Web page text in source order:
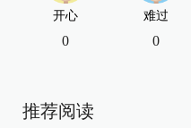
开心
0
难过
0
推荐阅读